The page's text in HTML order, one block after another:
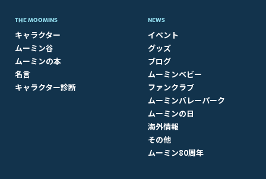
THE MOOMINS
キャラクター
ムーミン谷
ムーミンの本
名言
キャラクター診断
NEWS
イベント
グッズ
ブログ
ムーミンベビー
ファンクラブ
ムーミンバレーパーク
ムーミンの日
海外情報
その他
ムーミン80周年